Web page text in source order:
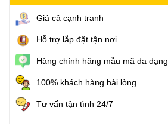
Giá cả cạnh tranh
Hỗ trợ lắp đặt tận nơi
Hàng chính hãng mẫu mã đa dạng
100% khách hàng hài lòng
Tư vấn tận tình 24/7